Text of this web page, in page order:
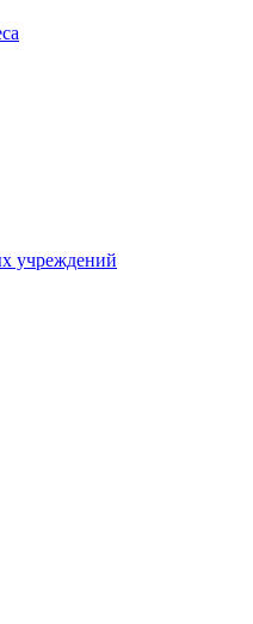
учреждений